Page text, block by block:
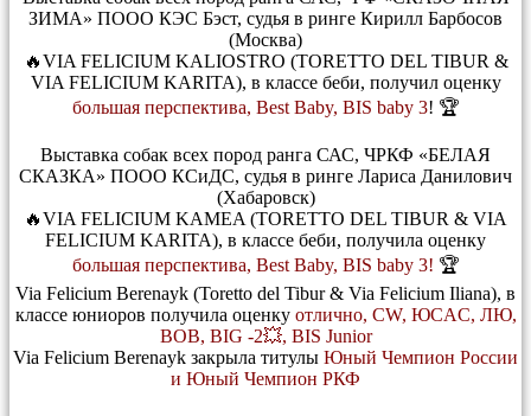
ЗИМА» ПООО КЭС Бэст, судья в ринге Кирилл Барбосов
(Москва)
🔥VIA FELICIUM KALIOSTRO (TORETTO DEL TIBUR &
VIA FELICIUM KARITA), в классе беби, получил оценку
большая перспектива, Best Baby, BIS baby 3! 🏆
Выставка собак всех пород ранга САС, ЧРКФ «БЕЛАЯ
СКАЗКА» ПООО КСиДС, судья в ринге Лариса Данилович
(Хабаровск)
🔥VIA FELICIUM KAMEA (TORETTO DEL TIBUR & VIA
FELICIUM KARITA), в классе беби, получила оценку
большая перспектива, Best Baby, BIS baby 3! 🏆
Via Felicium Berenayk (Toretto del Tibur & Via Felicium Iliana), в
классе юниоров получила оценкуотлично, CW, ЮCAC, ЛЮ,
BOB, BIG -2💥, BIS Junior
Via Felicium Berenayk закрыла титулы Юный Чемпион России
и Юный Чемпион РКФ